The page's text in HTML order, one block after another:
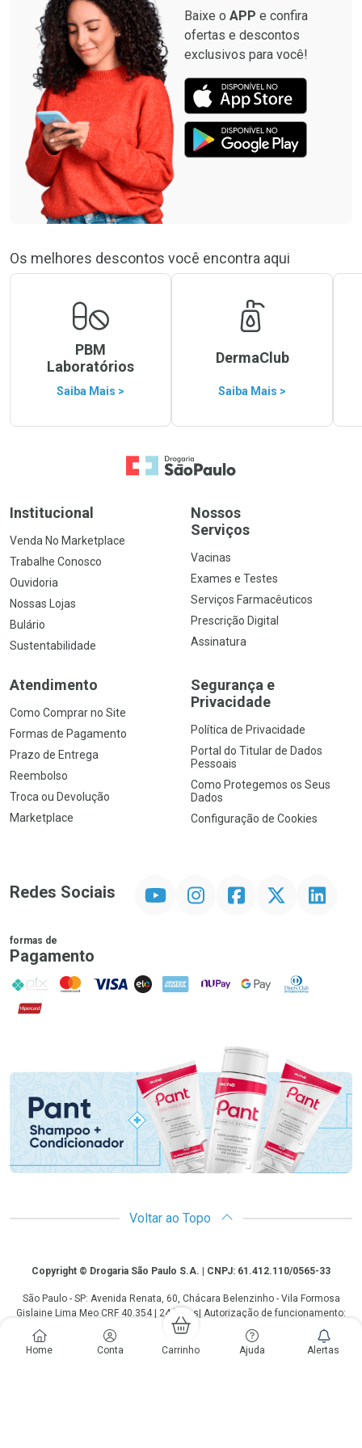
Home Conta Carrinho Ajuda Alertas
Baixe o APP e confira
ofertas e descontos
exclusivos para você!
Os melhores descontos você encontra aqui
PBM
Laboratórios
Saiba Mais >
DermaClub
Saiba Mais >
Ir para a Home
Institucional
Venda No Marketplace
Trabalhe Conosco
Ouvidoria
Nossas Lojas
Bulário
Sustentabilidade
Nossos
Serviços
Vacinas
Exames e Testes
Serviços Farmacêuticos
Prescrição Digital
Assinatura
Atendimento
Como Comprar no Site
Formas de Pagamento
Prazo de Entrega
Reembolso
Troca ou Devolução
Marketplace
Segurança e
Privacidade
Política de Privacidade
Portal do Titular de Dados
Pessoais
Como Protegemos os Seus
Dados
Configuração de Cookies
Redes Sociais InstagramFacebookTwitter Linkedin
formas de
Pagamento
PIX MasterCard
VISA ELO AMEX NuPay Google PayDiners Club
Hipercard
Voltar ao Topo
CopyrightCopyright © Drogaria São Paulo S.A. | CNPJ: 61.412.110/0565-33
São Paulo - SP: Avenida Renata, 60, Chácara Belenzinho - Vila Formosa
Gislaine Lima Meo CRF 40.354 | 24 horas| Autorização de funcionamento:
Processo: 2531.559767/2014-90 Autorização/MS: 7.31847.3 | As
informações contidas neste site, como promoções e ofertas de remédios e
medicamentos, não devem ser usadas para automedicação e não